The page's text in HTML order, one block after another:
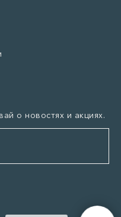
о новостях и акциях.